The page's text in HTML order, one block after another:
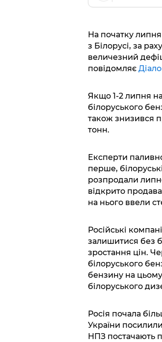
На початку
з Білорусі, за
величезний
повідомляє
Якщо 1-2 липня
білоруського
також знизився
тонн.
Експерти
перше,
розпродали
відкрито
на нього ввели
Російські
залишитися без
зростання цін.
білоруського
бензину на
білоруського
Росія почала
України
НПЗ постачають